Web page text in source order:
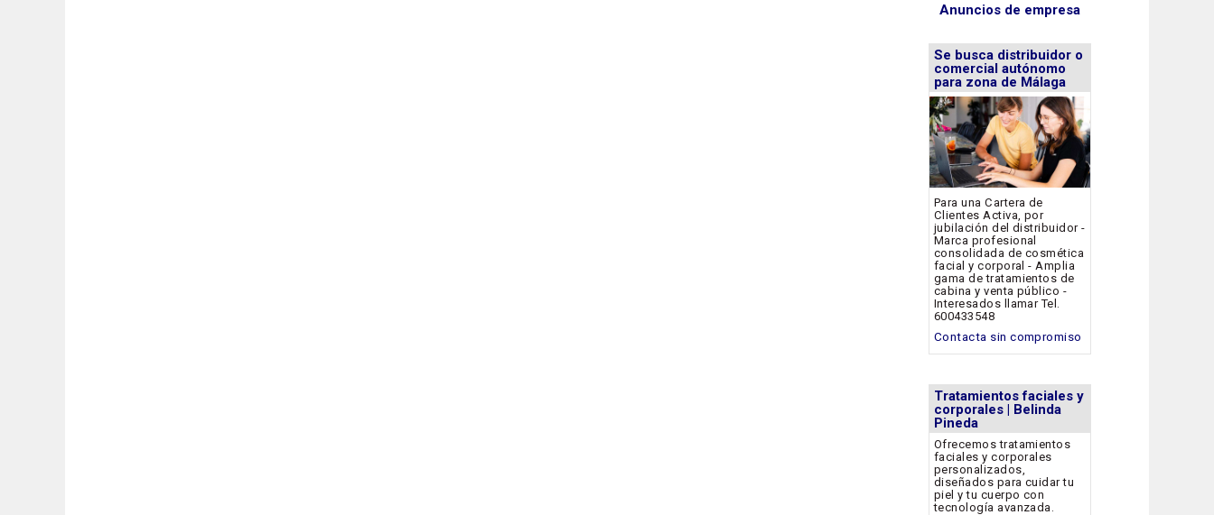
Anuncios de empresa
Se busca distribuidor o
comercial autónomo
para zona de Málaga
Para una Cartera de
Clientes Activa, por
jubilación del distribuidor -
Marca profesional
consolidada de cosmética
facial y corporal - Amplia
gama de tratamientos de
cabina y venta público -
Interesados llamar Tel.
600433548
Contacta sin compromiso
Tratamientos faciales y
corporales | Belinda
Pineda
Ofrecemos tratamientos
faciales y corporales
personalizados,
diseñados para cuidar tu
piel y tu cuerpo con
tecnología avanzada.